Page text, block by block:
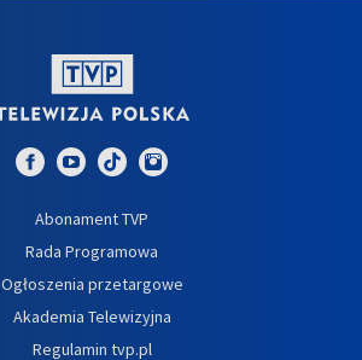
Abonament TVP
Rada Programowa
Ogłoszenia przetargowe
Akademia Telewizyjna
Regulamin tvp.pl